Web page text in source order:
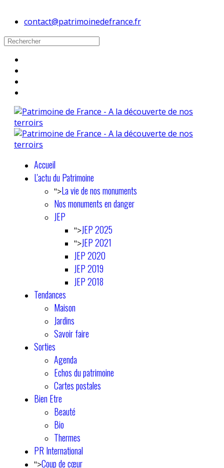
contact@patrimoinedefrance.fr
Accueil
L'actu du Patrimoine
">La vie de nos monuments
Nos monuments en danger
JEP
">JEP 2025
">JEP 2021
JEP 2020
JEP 2019
JEP 2018
Tendances
Maison
Jardins
Savoir faire
Sorties
Agenda
Echos du patrimoine
Cartes postales
Bien Etre
Beauté
Bio
Thermes
PR International
">Coup de cœur